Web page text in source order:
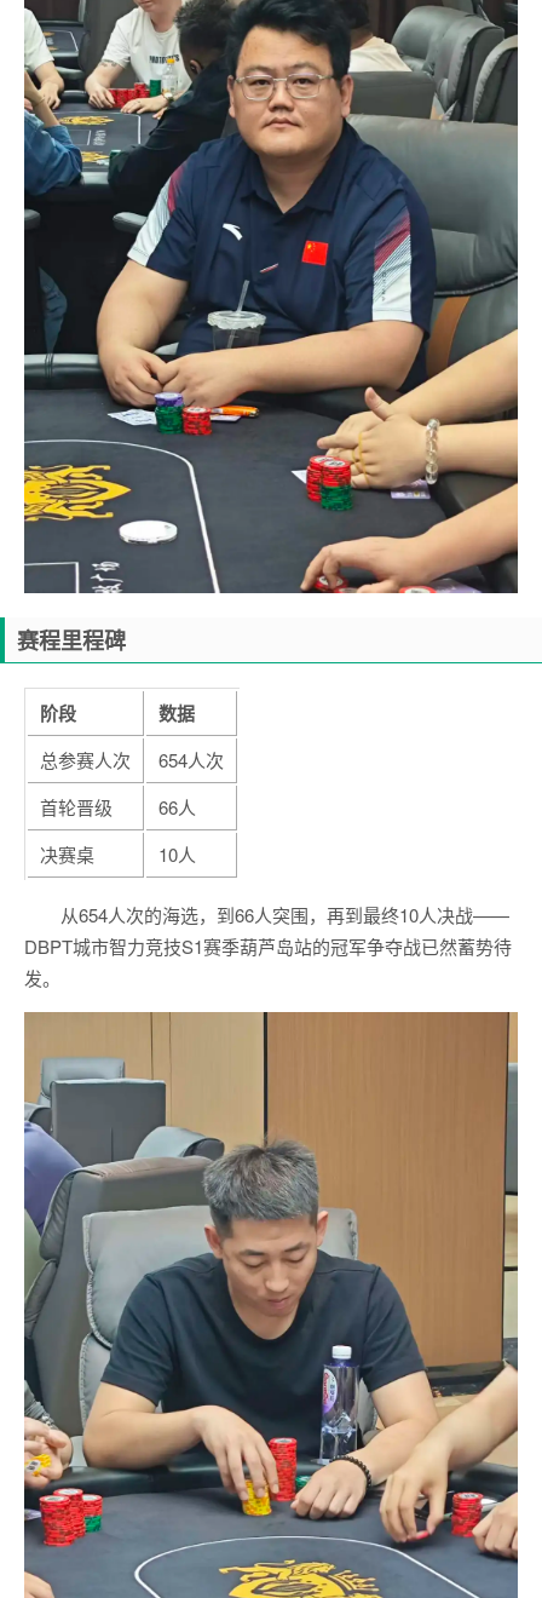
赛程里程碑
阶段 数据
总参赛人次
654人次
首轮晋级
66人
决赛桌
10人
从654人次的海选，到66人突围，再到最终10人决战——
DBPT城市智力竞技S1赛季葫芦岛站的冠军争夺战已然蓄势待
发。